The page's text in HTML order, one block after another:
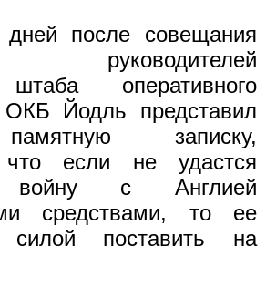
после совещания
руководителей
оперативного
ОКБ Йодль представил
записку,
что если не удастся
войну с Англией
средствами, то ее
силой поставить на